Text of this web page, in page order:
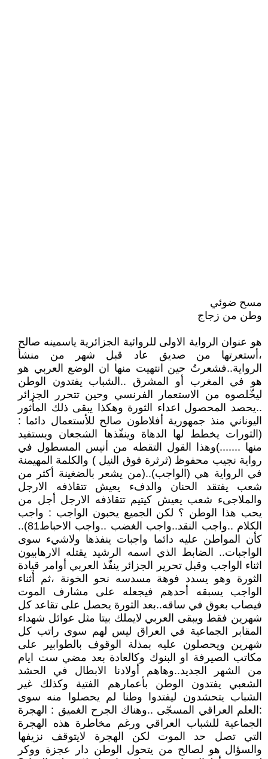
مسح ضوئي
وطن من زجاج
هو عنوان الرواية الاولى للروائية الجزائرية ياسمينه صالح
،أستعرتها من صديق عاد قبل شهر من منشأ
الرواية..فشعرتُ حين انتهيت منها ان الوضع العربي هو
هو في المغرب أو المشرق ..الشباب يفتدون الوطن
ليخّلصوه من الاستعمار الفرنسي وحين تتحرر الجزائر
..يحصد المحصول اعداء الثورة وهكذا يبقى ذلك المأثور
اليوناني منذ جمهورية أفلاطون صالح للأستعمال دائما :
(الثورات يخطط لها الدهاة وينفّذها الشجعان ويستفيد
منها .......)وهذا القول التقطه من أنيس المسطول في
رواية نجيب محفوظ (ثرثرة فوق النيل ) والكلمة المهيمنة
في الرواية هي (الواجب)..(من يشعر بالضغينة أكثر من
شعب يفتقد الحنان والدفء يعيش تتقاذفه الارجل
والملاجىء شعب يعيش كيتيم تتقاذفه الارجل أجل من
يحب هذا الوطن ؟ لكن الجميع يحبون الواجب : واجب
الكلام ..واجب النقد..واجب الغضب ..واجب الاحباط81)..
كأن المواطن عليه دائما واجبات ينفذها ولاشيء سوى
الواجبات.. الضابط الذي اسمه الرشيد يقتله الارهابيون
اثناء الواجب وقبل تحرير الجزائر ينفّذ العربي أوامر قيادة
الثورة وهو يسدد فوهة مسدسه نحو الخونة ،ثم أثناء
الواجب يسبقه أحدهم فيجعله على مشارف الموت
فيصاب بعوق في ساقه..بعد الثورة يحصل على تقاعد كل
شهرين فقط ويبقى العربي لايملك بيتا مثل عوائل شهداء
المقابر الجماعية في العراق ليس لهم سوى راتب كل
شهرين ويحصلون عليه بمذلة الوقوف بالطوابير على
مكاتب الصيرفة او البنوك وكالعادة بعد مضي ست ايام
من الشهر الجديد..وهاهم أولادنا الابطال في الحشد
الشعبي يفتدون الوطن بأعمارهم الفتية وكذلك غير
الشباب يتحشدون ليفتدوا وطنا لم يحصلوا منه سوى
:العلم العراقي المسجّى ..وهناك الجرح الغميق : الهجرة
الجماعية للشباب العراقي ورغم مخاطرة هذه الهجرة
التي تصل حد الموت لكن الهجرة لايتوقف نزيفها
والسؤال هو لصالح من يتحول الوطن دار عجزة ووكر